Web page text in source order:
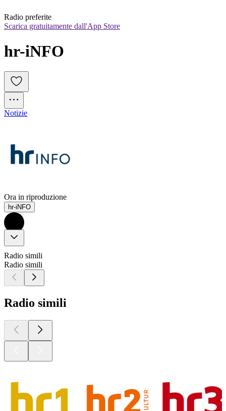
Radio preferite
Scarica gratuitamente dall'App Store
hr-iNFO
Notizie
Ora in riproduzione
hr-iNFO
Radio simili
Radio simili
Radio simili